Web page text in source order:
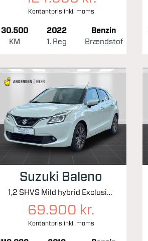
Kontantpris inkl. moms
30.500
KM
2022
1. Reg
Benzin
Brændstof
Suzuki Baleno
1,2 SHVS Mild hybrid Exclusive 90HK 5d
69.900 kr.
Kontantpris inkl. moms